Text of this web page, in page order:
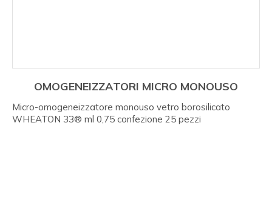
OMOGENEIZZATORI MICRO MONOUSO
Micro-omogeneizzatore monouso vetro borosilicato
WHEATON 33® ml 0,75 confezione 25 pezzi